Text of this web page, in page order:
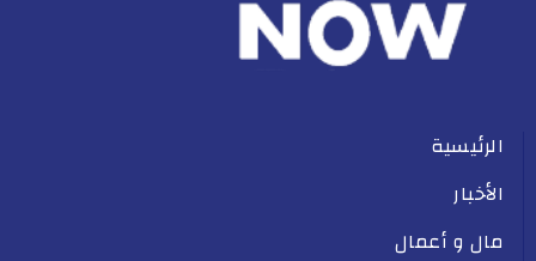
الرئيسية
الأخبار
مال و أعمال